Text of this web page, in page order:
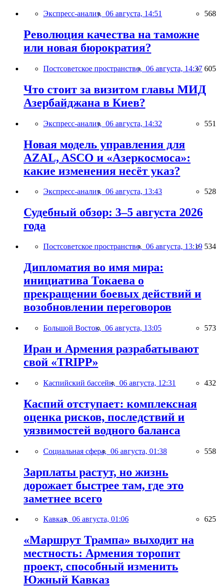
Экспресс-анализ, 06 августа, 14:51 568
Революция качества на таможне
или новая бюрократия?
Постсоветское пространство, 06 августа, 14:37 605
Что стоит за визитом главы МИД
Азербайджана в Киев?
Экспресс-анализ, 06 августа, 14:32 551
Новая модель управления для
AZAL, ASCO и «Азеркосмоса»:
какие изменения несёт указ?
Экспресс-анализ, 06 августа, 13:43 528
Судебный обзор: 3–5 августа 2026
года
Постсоветское пространство, 06 августа, 13:19 534
Дипломатия во имя мира:
инициатива Токаева о
прекращении боевых действий и
возобновлении переговоров
Большой Восток, 06 августа, 13:05 573
Иран и Армения разрабатывают
свой «TRIPP»
Каспийский бассейн, 06 августа, 12:31 432
Каспий отступает: комплексная
оценка рисков, последствий и
уязвимостей водного баланса
Социальная сфера, 06 августа, 01:38 558
Зарплаты растут, но жизнь
дорожает быстрее там, где это
заметнее всего
Кавказ, 06 августа, 01:06 625
«Маршрут Трампа» выходит на
местность: Армения торопит
проект, способный изменить
Южный Кавказ